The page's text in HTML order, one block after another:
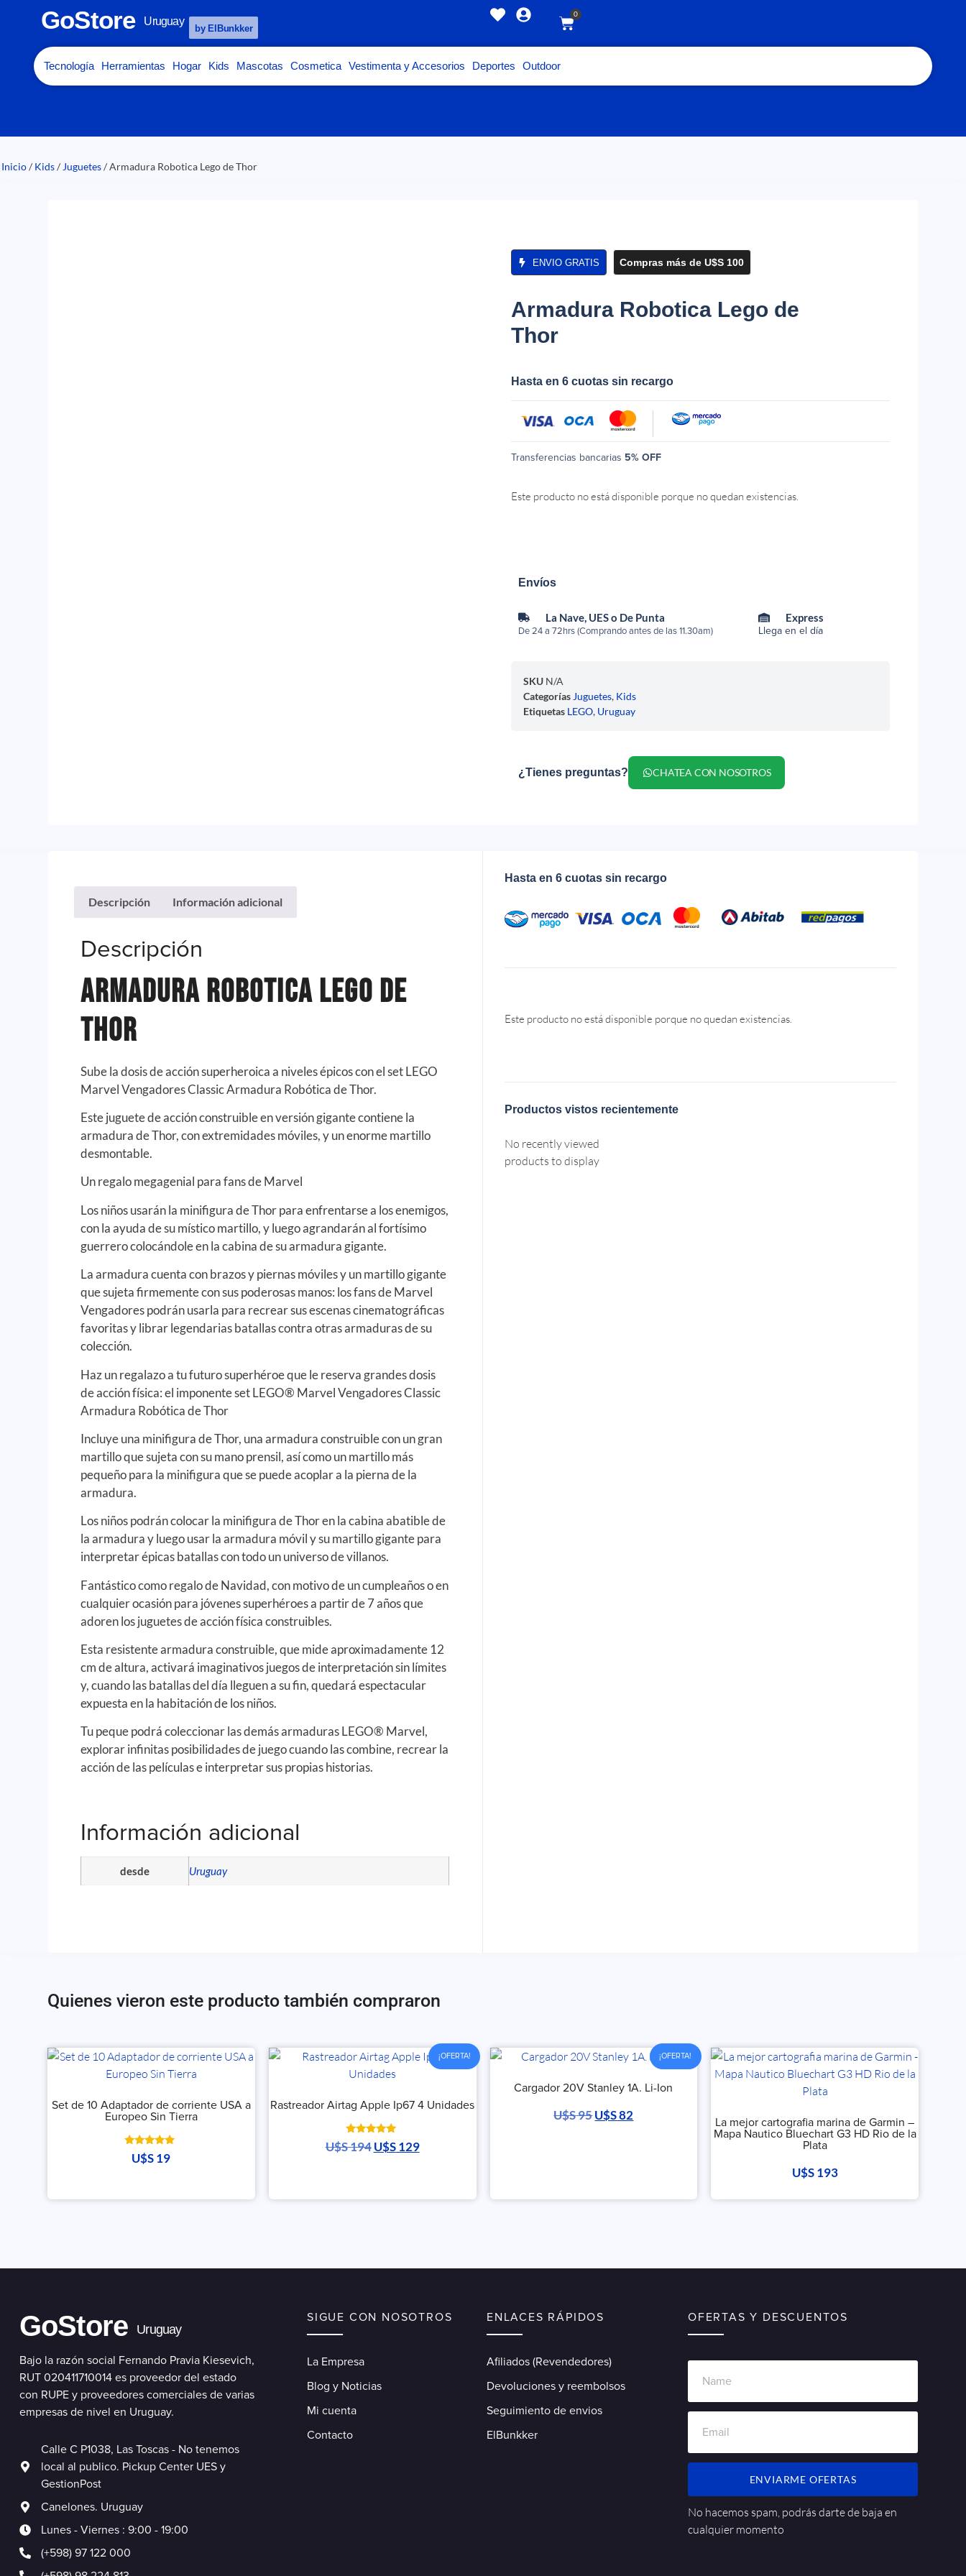
GoStore Uruguay
by ElBunkker
0
Tecnología Herramientas Hogar Kids Mascotas Cosmetica Vestimenta y Accesorios Deportes Outdoor
Inicio/ Kids/ Juguetes/ Armadura Robotica Lego de Thor
ENVIO GRATIS Compras más de U$S 100
Armadura Robotica Lego de
Thor
Hasta en 6 cuotas sin recargo
Transferencias bancarias 5% OFF
Este producto no está disponible porque no quedan existencias.
Envíos
La Nave, UES o De Punta
De 24 a 72hrs (Comprando antes de las 11.30am)
Express
Llega en el día
SKU N/A
CategoríasJuguetes, Kids
Etiquetas LEGO, Uruguay
¿Tienes preguntas? CHATEA CON NOSOTROS
Descripción Información adicional
Descripción
Armadura Robotica Lego de
Thor
Sube la dosis de acción superheroica a niveles épicos con el set LEGO
Marvel Vengadores Classic Armadura Robótica de Thor.
Este juguete de acción construible en versión gigante contiene la
armadura de Thor, con extremidades móviles, y un enorme martillo
desmontable.
Un regalo megagenial para fans de Marvel
Los niños usarán la minifigura de Thor para enfrentarse a los enemigos,
con la ayuda de su místico martillo, y luego agrandarán al fortísimo
guerrero colocándole en la cabina de su armadura gigante.
La armadura cuenta con brazos y piernas móviles y un martillo gigante
que sujeta firmemente con sus poderosas manos: los fans de Marvel
Vengadores podrán usarla para recrear sus escenas cinematográficas
favoritas y librar legendarias batallas contra otras armaduras de su
colección.
Haz un regalazo a tu futuro superhéroe que le reserva grandes dosis
de acción física: el imponente set LEGO® Marvel Vengadores Classic
Armadura Robótica de Thor
Incluye una minifigura de Thor, una armadura construible con un gran
martillo que sujeta con su mano prensil, así como un martillo más
pequeño para la minifigura que se puede acoplar a la pierna de la
armadura.
Los niños podrán colocar la minifigura de Thor en la cabina abatible de
la armadura y luego usar la armadura móvil y su martillo gigante para
interpretar épicas batallas con todo un universo de villanos.
Fantástico como regalo de Navidad, con motivo de un cumpleaños o en
cualquier ocasión para jóvenes superhéroes a partir de 7 años que
adoren los juguetes de acción física construibles.
Esta resistente armadura construible, que mide aproximadamente 12
cm de altura, activará imaginativos juegos de interpretación sin límites
y, cuando las batallas del día lleguen a su fin, quedará espectacular
expuesta en la habitación de los niños.
Tu peque podrá coleccionar las demás armaduras LEGO® Marvel,
explorar infinitas posibilidades de juego cuando las combine, recrear la
acción de las películas e interpretar sus propias historias.
Información adicional
desde Uruguay
Hasta en 6 cuotas sin recargo
Este producto no está disponible porque no quedan existencias.
Productos vistos recientemente
No recently viewed
products to display
Quienes vieron este producto también compraron
Set de 10 Adaptador de corriente USA a
Europeo Sin Tierra
Valorado
con
U$S19
¡OFERTA!
Rastreador Airtag Apple Ip67 4 Unidades
Valorado
con
U$S194 U$S129
¡OFERTA!
Cargador 20V Stanley 1A. Li-Ion
U$S95U$S82
La mejor cartografia marina de Garmin –
Mapa Nautico Bluechart G3 HD Rio de la
Plata
U$S193
GoStore Uruguay
Bajo la razón social Fernando Pravia Kiesevich,
RUT 020411710014 es proveedor del estado
con RUPE y proveedores comerciales de varias
empresas de nivel en Uruguay.
Calle C P1038, Las Toscas - No tenemos
local al publico. Pickup Center UES y
GestionPost
Canelones. Uruguay
Lunes - Viernes : 9:00 - 19:00
(+598) 97 122 000
SIGUE CON NOSOTROS
La Empresa
Blog y Noticias
Mi cuenta
Contacto
ENLACES RÁPIDOS
Afiliados (Revendedores)
Devoluciones y reembolsos
Seguimiento de envios
ElBunkker
OFERTAS Y DESCUENTOS
ENVIARME OFERTAS
No hacemos spam, podrás darte de baja en
cualquier momento